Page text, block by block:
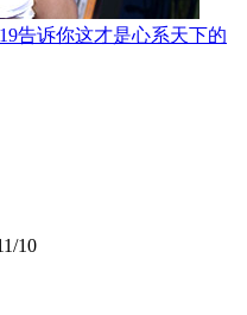
告诉你这才是心系天下的
10